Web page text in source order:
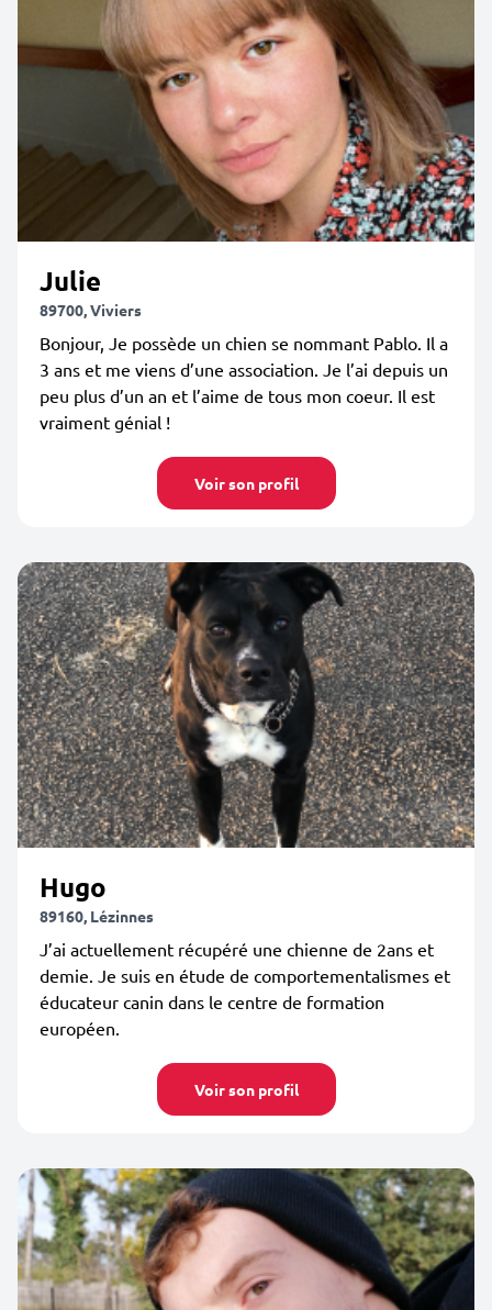
Julie
89700, Viviers
Bonjour, Je possède un chien se nommant Pablo. Il a
3 ans et me viens d’une association. Je l’ai depuis un
peu plus d’un an et l’aime de tous mon coeur. Il est
vraiment génial !
Voir son profil
Hugo
89160, Lézinnes
J’ai actuellement récupéré une chienne de 2ans et
demie. Je suis en étude de comportementalismes et
éducateur canin dans le centre de formation
européen.
Voir son profil